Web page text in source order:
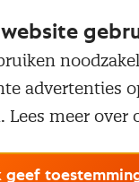
website
advertenties
Lees meer over
geef